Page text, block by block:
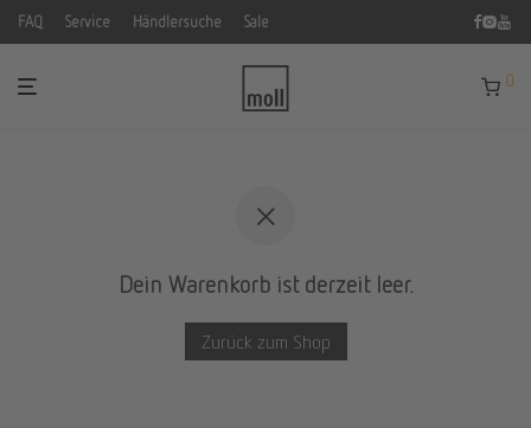
FAQ Service Händlersuche Sale
0
Dein Warenkorb ist derzeit leer.
Zurück zum Shop